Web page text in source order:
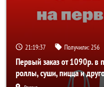
21:19:36 Получили:256
Первый заказ от 1090р. в
роллы, суши, пицца и